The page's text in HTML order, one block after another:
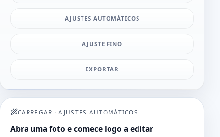
AJUSTES AUTOMÁTICOS
AJUSTE FINO
EXPORTAR
CARREGAR ·AJUSTES AUTOMÁTICOS
Abra uma foto e comece logo a editar